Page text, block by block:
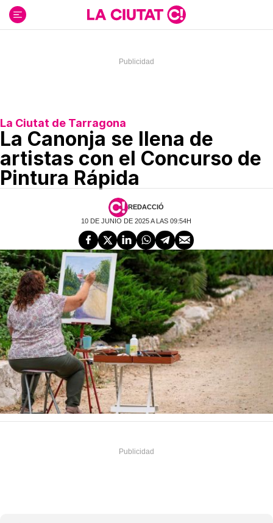
contenido
La Ciutat de Tarragona
La Canonja se llena de
artistas con el Concurso de
Pintura Rápida
REDACCIÓ
10 DE JUNIO DE 2025 A LAS 09:54H